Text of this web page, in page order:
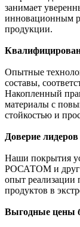
занимает
инновационным
продукции.
Опытные
составы,
Накопленный
материалы с
стойкостью и
Доверие
Наши покрытия
РОСАТОМ и
опыт реализации
продуктов в
Выгодные цены